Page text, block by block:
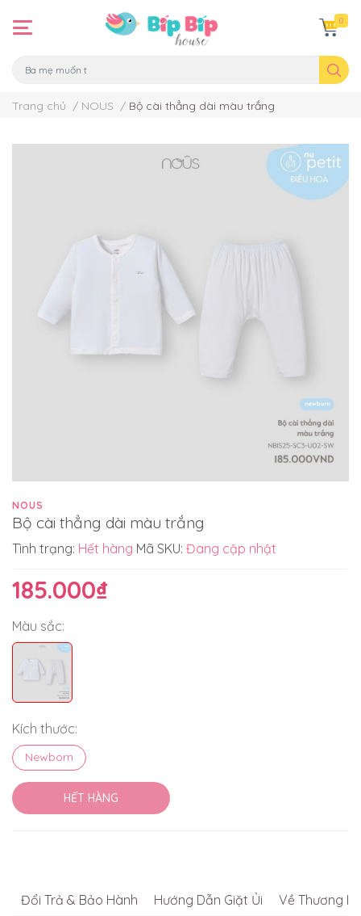
0
Trang chủ / NOUS / Bộ cài thẳng dài màu trắng
NOUS
Bộ cài thẳng dài màu trắng
Tình trạng: Hết hàng Mã SKU: Đang cập nhật
185.000₫
Màu sắc:
Kích thước:
Newborn
HẾT HÀNG
Đổi Trả & Bảo Hành Hướng Dẫn Giặt Ủi Về Thương